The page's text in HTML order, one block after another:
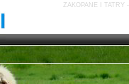
ZAKOPANE I TATRY